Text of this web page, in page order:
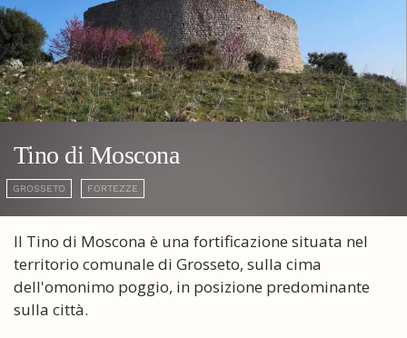
Tino di Moscona
GROSSETO FORTEZZE
Il Tino di Moscona è una fortificazione situata nel
territorio comunale di Grosseto, sulla cima
dell'omonimo poggio, in posizione predominante
sulla città.